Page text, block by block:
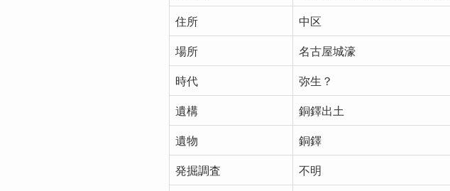
住所
中区
場所
名古屋城濠
時代
弥生？
遺構
銅鐸出土
遺物
銅鐸
発掘調査
不明